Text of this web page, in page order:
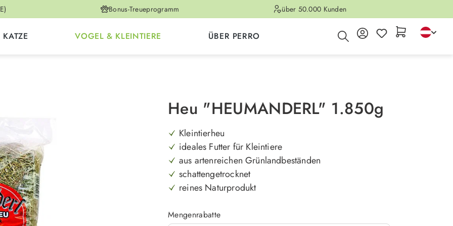
Bonus-Treueprogramm über 50.000 Kunden
KATZE VOGEL & KLEINTIERE ÜBER PERRO
Heu "HEUMANDERL" 1.850g
Kleintierheu
ideales Futter für Kleintiere
aus artenreichen Grünlandbeständen
schattengetrocknet
reines Naturprodukt
Mengenrabatte